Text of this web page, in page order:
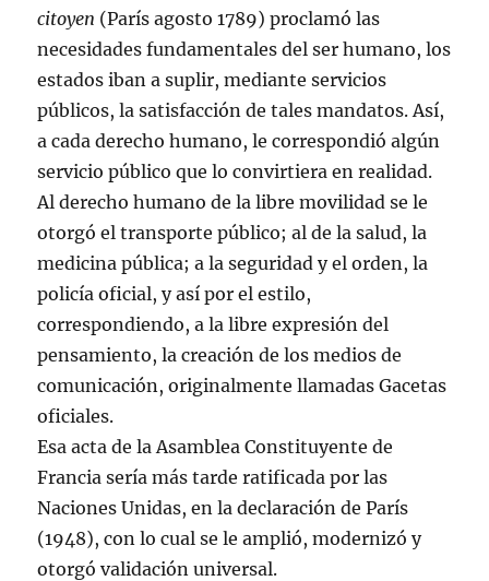
citoyen (París agosto 1789) proclamó las
necesidades fundamentales del ser humano, los
estados iban a suplir, mediante servicios
públicos, la satisfacción de tales mandatos. Así,
a cada derecho humano, le correspondió algún
servicio público que lo convirtiera en realidad.
Al derecho humano de la libre movilidad se le
otorgó el transporte público; al de la salud, la
medicina pública; a la seguridad y el orden, la
policía oficial, y así por el estilo,
correspondiendo, a la libre expresión del
pensamiento, la creación de los medios de
comunicación, originalmente llamadas Gacetas
oficiales.
Esa acta de la Asamblea Constituyente de
Francia sería más tarde ratificada por las
Naciones Unidas, en la declaración de París
(1948), con lo cual se le amplió, modernizó y
otorgó validación universal.